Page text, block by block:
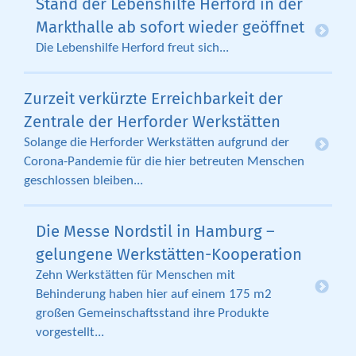
Stand der Lebenshilfe Herford in der
Markthalle ab sofort wieder geöffnet
Die Lebenshilfe Herford freut sich...
Zurzeit verkürzte Erreichbarkeit der
Zentrale der Herforder Werkstätten
Solange die Herforder Werkstätten aufgrund der
Corona-Pandemie für die hier betreuten Menschen
geschlossen bleiben...
Die Messe Nordstil in Hamburg –
gelungene Werkstätten-Kooperation
Zehn Werkstätten für Menschen mit
Behinderung haben hier auf einem 175 m2
großen Gemeinschaftsstand ihre Produkte
vorgestellt...